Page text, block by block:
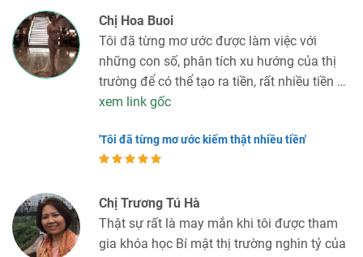
Chị Hoa Buoi
Tôi đã từng mơ ước được làm việc với
những con số, phân tích xu hướng của thị
trường để có thể tạo ra tiền, rất nhiều tiền …
xem link gốc
'Tôi đã từng mơ ước kiếm thật nhiều tiền'
Chị Trương Tú Hà
Thật sự rất là may mắn khi tôi được tham
gia khóa học Bí mật thị trường nghìn tỷ của